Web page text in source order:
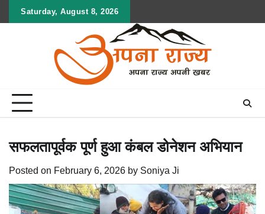
Saturday, August 8, 2026
सफलतापूर्वक पूर्ण हुआ कंबल डोनेशन अभियान
Posted on February 6, 2026 by Soniya Ji